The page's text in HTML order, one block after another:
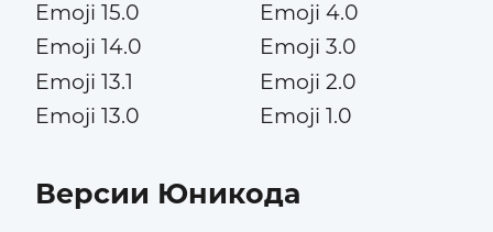
Emoji 15.0
Emoji 14.0
Emoji 13.1
Emoji 13.0
Emoji 4.0
Emoji 3.0
Emoji 2.0
Emoji 1.0
Версии Юникода